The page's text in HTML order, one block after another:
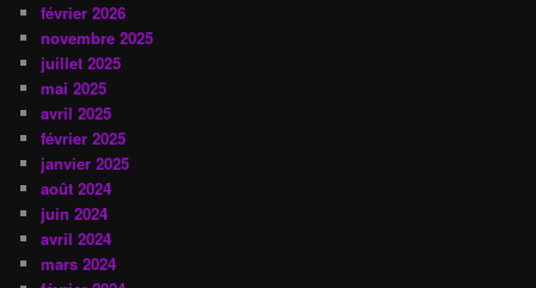
février 2026
novembre 2025
juillet 2025
mai 2025
avril 2025
février 2025
janvier 2025
août 2024
juin 2024
avril 2024
mars 2024